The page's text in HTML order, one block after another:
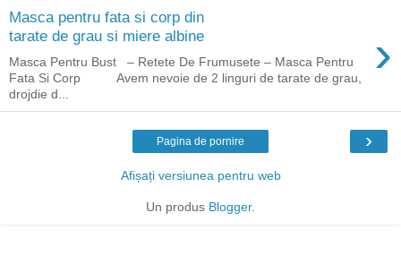
Masca pentru fata si corp din
tarate de grau si miere albine
›
Masca Pentru Bust – Retete De Frumusete – Masca Pentru
Fata Si Corp Avem nevoie de 2 linguri de tarate de grau,
drojdie d...
›
Pagina de pornire
Afișați versiunea pentru web
Un produs Blogger.